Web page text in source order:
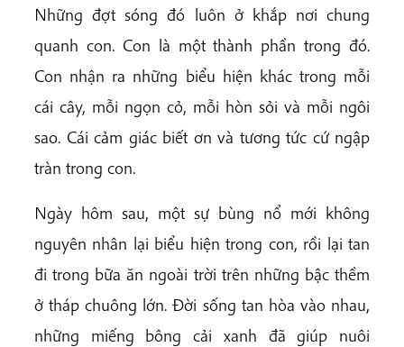
Những đợt sóng đó luôn ở khắp nơi chung
quanh con. Con là một thành phần trong đó.
Con nhận ra những biểu hiện khác trong mỗi
cái cây, mỗi ngọn cỏ, mỗi hòn sỏi và mỗi ngôi
sao. Cái cảm giác biết ơn và tương tức cứ ngập
tràn trong con.
Ngày hôm sau, một sự bùng nổ mới không
nguyên nhân lại biểu hiện trong con, rồi lại tan
đi trong bữa ăn ngoài trời trên những bậc thềm
ở tháp chuông lớn. Đời sống tan hòa vào nhau,
những miếng bông cải xanh đã giúp nuôi